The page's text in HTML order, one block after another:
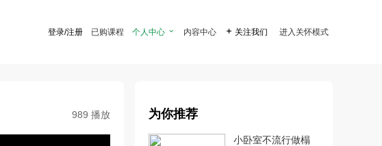
登录/注册 已购课程 个人中心  内容中心  关注我们 进入关怀模式
989 播放 为你推荐
小卧室不流行做榻